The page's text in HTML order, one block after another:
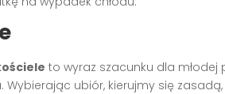
to wyraz szacunku dla młodej
Wybierając ubiór, kierujmy się